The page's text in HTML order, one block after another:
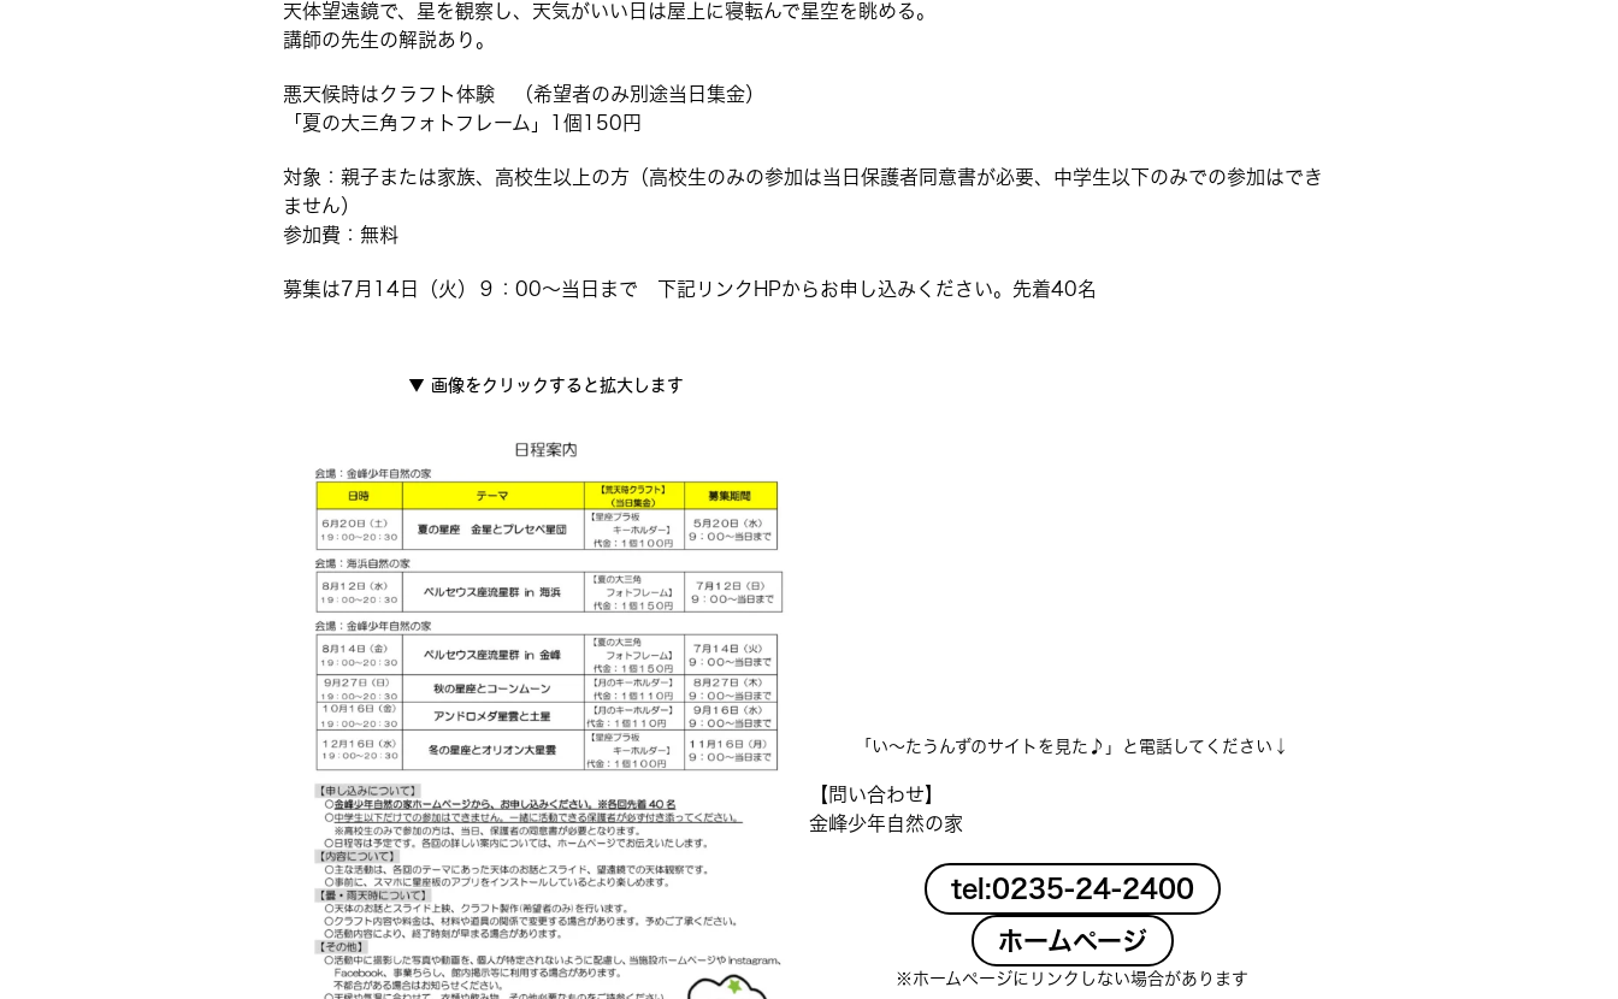
天体望遠鏡で、星を観察し、天気がいい日は屋上に寝転んで星空を眺める。
講師の先生の解説あり。
悪天候時はクラフト体験 （希望者のみ別途当日集金）
「夏の大三角フォトフレーム」1個150円
対象：親子または家族、高校生以上の方（高校生のみの参加は当日保護者同意書が必要、中学生以下のみでの参加はでき
ません）
参加費：無料
募集は7月14日（火）９：00〜当日まで 下記リンクHPからお申し込みください。先着40名
▼ 画像をクリックすると拡大します
「い〜たうんずのサイトを見た♪」と電話してください↓
【問い合わせ】
金峰少年自然の家
tel:0235-24-2400
ホームページ
※ホームページにリンクしない場合があります